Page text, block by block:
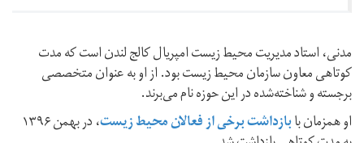
مدنی، استاد مدیریت محیط زیست امپریال کالج لندن است که مدت
کوتاهی معاون سازمان محیط زیست بود. از او به عنوان متخصصی
برجسته و شناخته‌شده در این حوزه نام می‌برند.
او همزمان بابازداشت برخی از فعالان محیط زیست ،‌ در بهمن ۱۳۹۶